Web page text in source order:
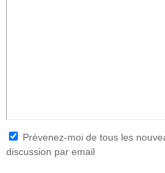
Prévenez-moi de tous les
discussion par email